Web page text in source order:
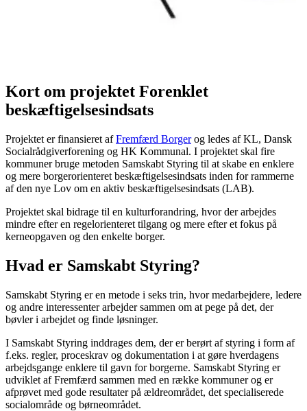
Kort om projektet Forenklet
beskæftigelsesindsats
Projektet er finansieret afFremfærd Borgerog ledes af KL, Dansk
Socialrådgiverforening og HK Kommunal. I projektet skal fire
kommuner bruge metoden Samskabt Styring til at skabe en enklere
og mere borgerorienteret beskæftigelsesindsats inden for rammerne
af den nye Lov om en aktiv beskæftigelsesindsats (LAB).
Projektet skal bidrage til en kulturforandring, hvor der arbejdes
mindre efter en regelorienteret tilgang og mere efter et fokus på
kerneopgaven og den enkelte borger.
Hvad er Samskabt Styring?
Samskabt Styring er en metode i seks trin, hvor medarbejdere, ledere
og andre interessenter arbejder sammen om at pege på det, der
bøvler i arbejdet og finde løsninger.
I Samskabt Styring inddrages dem, der er berørt af styring i form af
f.eks. regler, proceskrav og dokumentation i at gøre hverdagens
arbejdsgange enklere til gavn for borgerne. Samskabt Styring er
udviklet af Fremfærd sammen med en række kommuner og er
afprøvet med gode resultater på ældreområdet, det specialiserede
socialområde og børneområdet.